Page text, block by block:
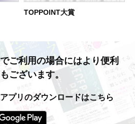
TOPPOINT大賞
ご利用の場合にはより便利
ございます。
プリのダウンロードはこちら